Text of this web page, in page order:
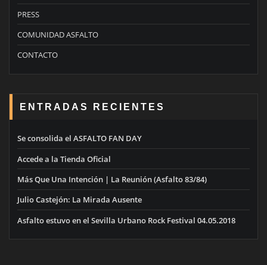
PRESS
COMUNIDAD ASFALTO
CONTACTO
ENTRADAS RECIENTES
Se consolida el ASFALTO FAN DAY
Accede a la Tienda Oficial
Más Que Una Intención | La Reunión (Asfalto 83/84)
Julio Castejón: La Mirada Ausente
Asfalto estuvo en el Sevilla Urbano Rock Festival 04.05.2018